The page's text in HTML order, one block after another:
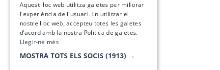
Aquest lloc web utilitza galetes per millorar
l'experiència de l'usuari. En utilitzar el
nostre lloc web, accepteu totes les galetes
d’acord amb la nostra Política de galetes.
Llegir-ne més
MOSTRA TOTS ELS SOCIS (1913) →